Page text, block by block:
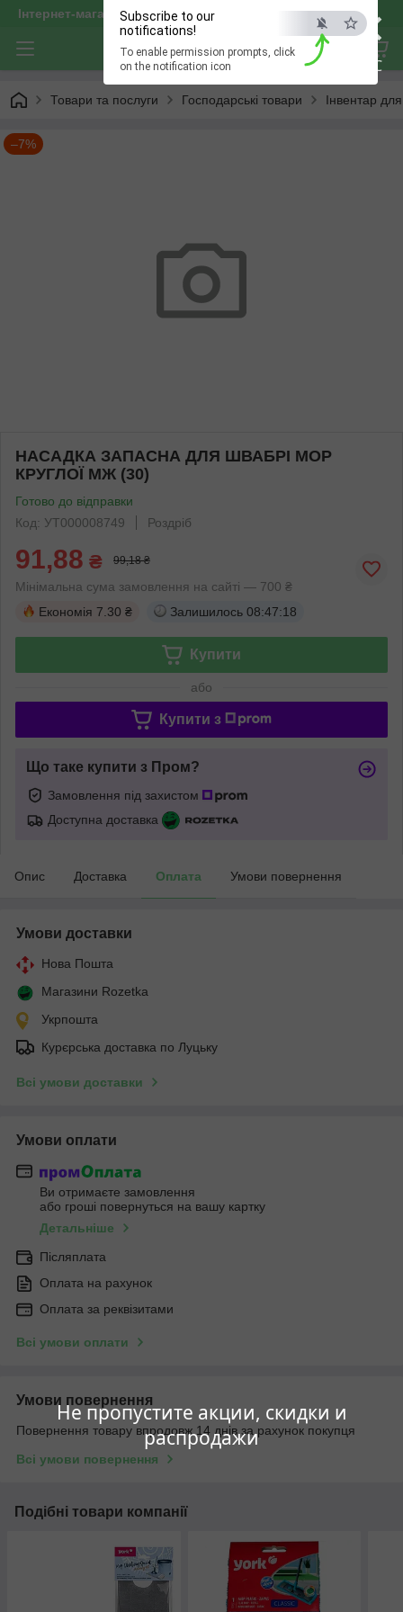
×
ESC
Не пропустите акции, скидки и
распродажи
Subscribe to our
notifications!
To enable permission prompts, click
on the notification icon
Інтернет-магазин "optservis"
Товари та послуги Господарські товари Інвентар
–7%
НАСАДКА ЗАПАСНА ДЛЯ ШВАБРІ МОР
КРУГЛОЇ МЖ (30)
Готово до відправки
Код: УТ000008749
Роздріб
91,88 ₴ 99,18 ₴
Мінімальна сума замовлення на сайті — 700 ₴
Економія 7.30 ₴ Залишилось 08:47:18
Купити
або
Купити з
Що таке купити з Пром?
Замовлення під захистом
Доступна доставка
Опис Доставка Оплата Умови повернення
Умови доставки
Нова Пошта
Магазини Rozetka
Укрпошта
Курєрська доставка по Луцьку
Всі умови доставки
Умови оплати
Ви отримаєте замовлення
або гроші повернуться на вашу картку
Детальніше
Післяплата
Оплата на рахунок
Оплата за реквізитами
Всі умови оплати
Умови повернення
Повернення товару впродовж 14 днів за рахунок покупця
Всі умови повернення
Подібні товари компанії